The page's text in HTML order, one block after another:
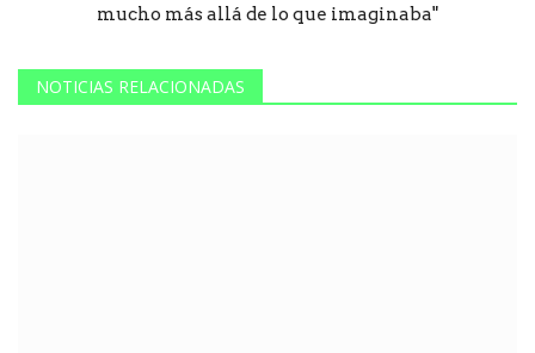
mucho más allá de lo que imaginaba"
NOTICIAS RELACIONADAS